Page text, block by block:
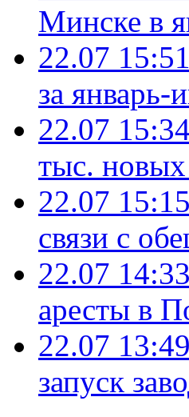
Минске в
22.07 15:51
за
22.07 15:34
тыс. новых
22.07 15:15
связи с
22.07 14:33
аресты в
22.07 13:49
запуск